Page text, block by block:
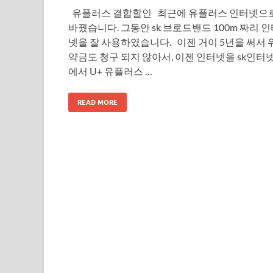
유플러스 결합할인 최근에 유플러스 인터넷으
바꿨습니다. 그동안 sk 브로드밴드 100m 짜리 인
넷을 잘 사용하였습니다. 이젠 거이 5년을 써서
약금도 청구 되지 않아서, 이젠 인터넷을 sk인터
에서 U+ 유플러스 …
READ MORE